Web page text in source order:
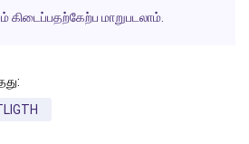
கிடைப்பதற்கேற்ப மாறுபடலாம்.